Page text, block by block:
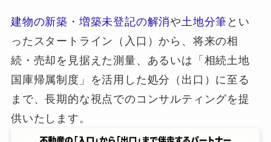
建物の新築 ・ 増築未登記の解消や土地分筆 とい
ったスタートライン（入口）から、将来の相
続・売却を見据えた測量、あるいは「相続土地
国庫帰属制度」を活用した処分（出口）に至る
まで、長期的な視点でのコンサルティングを提
供いたします。